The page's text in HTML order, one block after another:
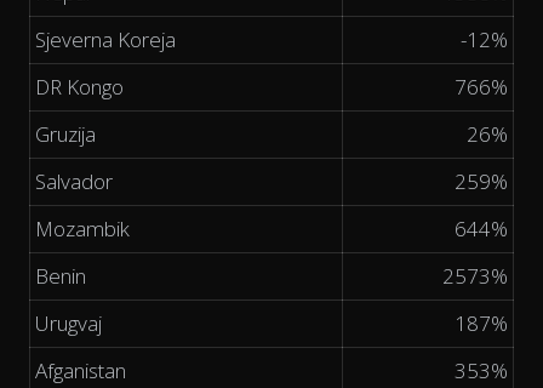
Sjeverna Koreja
-12%
DR Kongo
766%
Gruzija
26%
Salvador
259%
Mozambik
644%
Benin
2573%
Urugvaj
187%
Afganistan
353%